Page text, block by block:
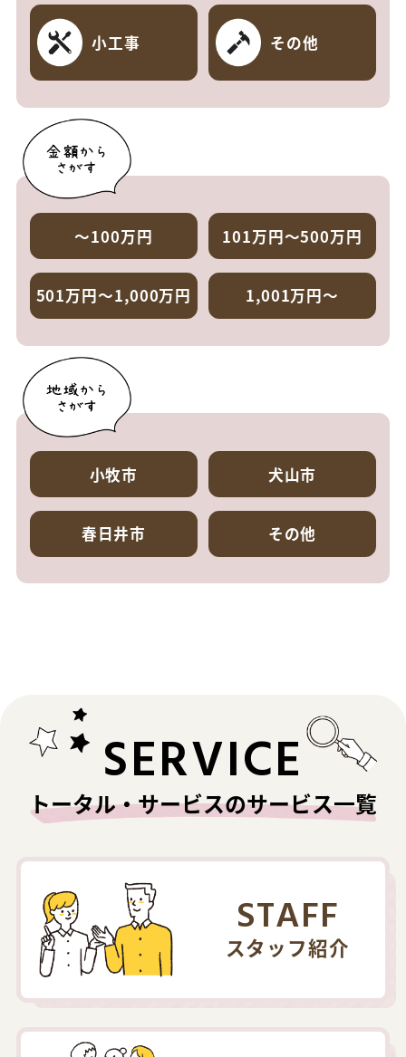
小工事 その他
～100万円 101万円～500万円
501万円～1,000万円 1,001万円～
小牧市 犬山市
春日井市 その他
SERVICE
トータル・サービスのサービス一覧
STAFF
スタッフ紹介